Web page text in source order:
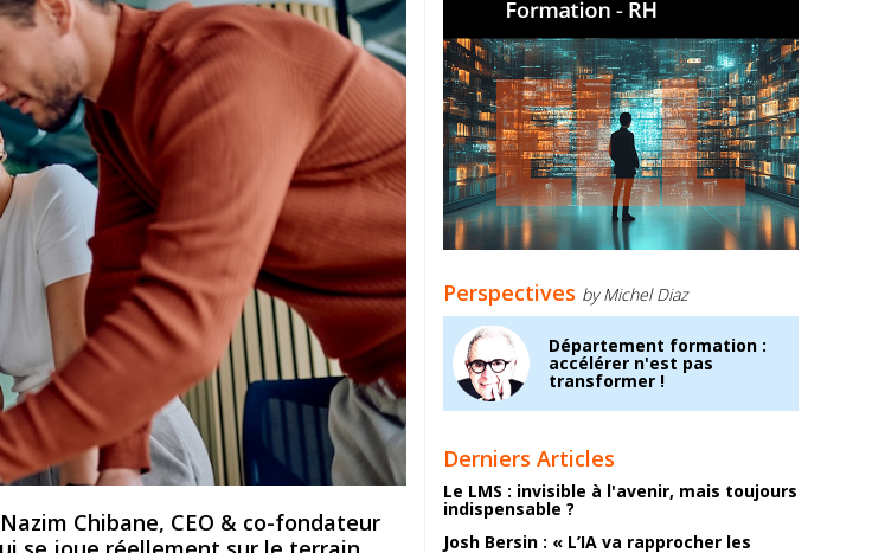
Chibane, CEO & co-fondateur
Perspectives by Michel Diaz
Département formation :
accélérer n'est pas
transformer !
Derniers Articles
Le LMS : invisible à l'avenir, mais toujours
indispensable ?
Josh Bersin : « L’IA va rapprocher les